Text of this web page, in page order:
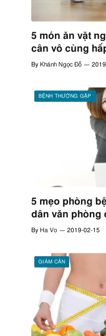
5 món ăn vặt
cân vô cùng
By Khánh Ngọc Đỗ
BỆNH THƯỜNG GẶP
5 mẹo phòng
dân văn phòng
By Ha Vo 2019-02-15
GIẢM CÂN